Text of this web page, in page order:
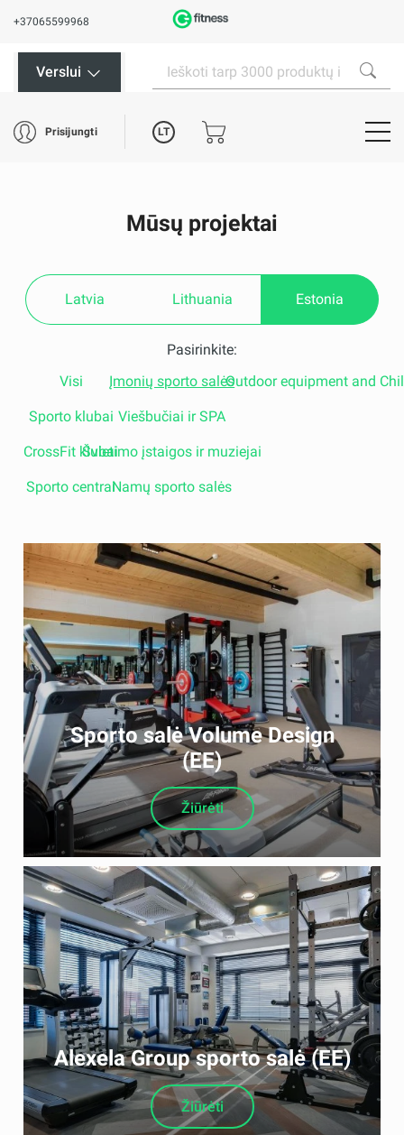
+37065599968
Verslui
Prisijungti LT
Mūsų projektai
Latvia Lithuania Estonia
Pasirinkite:
Visi
Sporto klubai
CrossFit klubai
Sporto centrai
Įmonių sporto salės
Viešbučiai ir SPA
Švietimo įstaigos ir muziejai
Namų sporto salės
Outdoor equipment and
Sporto salė Volume Design
(EE)
Žiūrėti
Alexela Group sporto salė (EE)
Žiūrėti